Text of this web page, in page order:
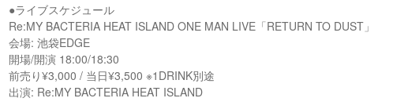
●ライブスケジュール
Re:MY BACTERIA HEAT ISLAND ONE MAN LIVE「RETURN TO DUST」
会場: 池袋EDGE
開場/開演 18:00/18:30
前売り¥3,000 / 当日¥3,500 ※1DRINK別途
出演: Re:MY BACTERIA HEAT ISLAND